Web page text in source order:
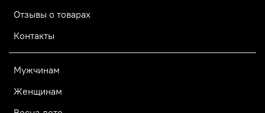
Отзывы о товарах
Контакты
Мужчинам
Женщинам